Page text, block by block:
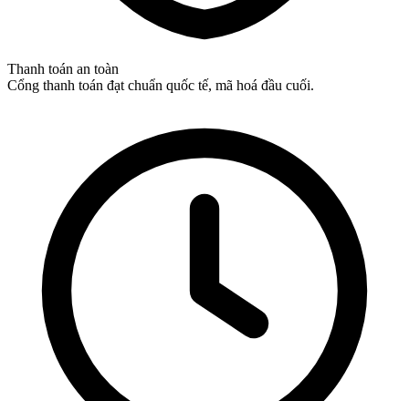
Thanh toán an toàn
Cổng thanh toán đạt chuẩn quốc tế, mã hoá đầu cuối.